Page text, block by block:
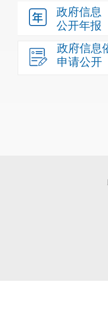
政府信息
公开年报
政府信息
申请公开